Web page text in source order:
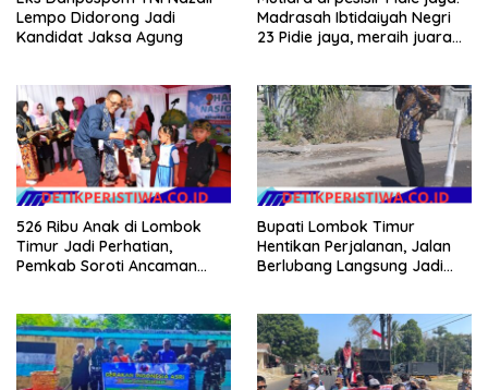
Lempo Didorong Jadi
Kandidat Jaksa Agung
Madrasah Ibtidaiyah Negri
23 Pidie jaya, meraih juara
526 Ribu Anak di Lombok
Timur Jadi Perhatian,
Pemkab Soroti Ancaman
Bupati Lombok Timur
Hentikan Perjalanan, Jalan
Berlubang Langsung Jadi